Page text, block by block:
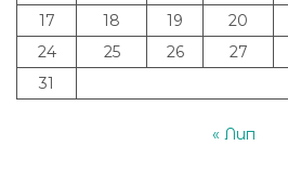
17
18 19 20
24
25 26 27
31
« Лип